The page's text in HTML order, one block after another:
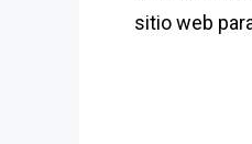
sitio web